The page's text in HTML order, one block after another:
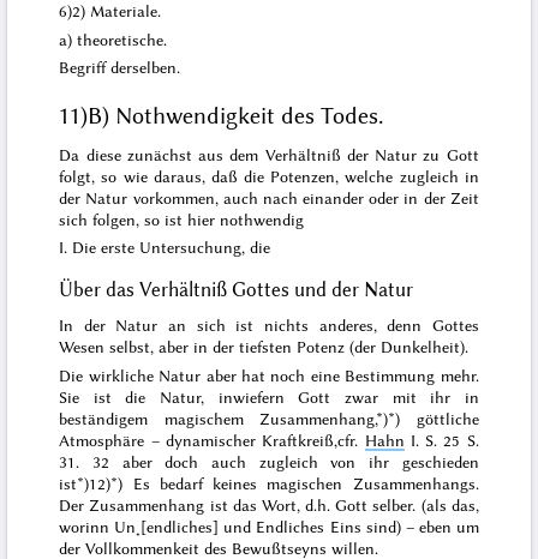
6)2) Materiale.
a) theoretische.
Begriff derselben.
11)B) Nothwendigkeit des Todes.
Da diese zunächst aus dem Verhältniß der Natur zu Gott
folgt, so wie daraus, daß die Potenzen, welche zugleich in
der Natur vorkommen, auch nach einander oder in der Zeit
sich folgen, so ist hier nothwendig
I. Die erste Untersuchung, die
Über das Verhältniß Gottes und der Natur
In der Naturan sich ist nichts anderes, denn Gottes
Wesen selbst, aber in der tiefsten Potenz (der Dunkelheit).
Die wirklicheNatur aber hat noch eine Bestimmung mehr.
Sie ist die Natur, inwiefern Gott zwar mit ihr in
beständigem magischem Zusammenhang,*)*) göttliche
Atmosphäre – dynamischer Kraftkreiß,cfr. Hahn I. S. 25 S.
31. 32 aber doch auch zugleich von ihr geschieden
ist*)12)*) Es bedarf keines magischen Zusammenhangs.
Der Zusammenhang ist das Wort, d.h. Gott selber. (als das,
worinn Un˖[endliches] und Endliches Eins sind)– eben um
der Vollkommenkeit des Bewußtseyns willen.